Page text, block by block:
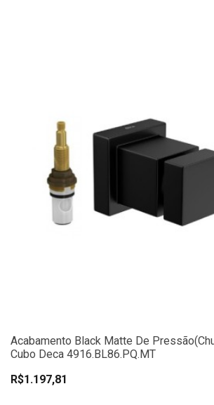
Acabamento Black Matte De
Cubo Deca 4916.BL86.PQ.MT
R$1.197,81